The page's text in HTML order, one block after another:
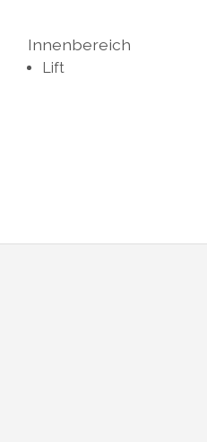
Innenbereich
Lift